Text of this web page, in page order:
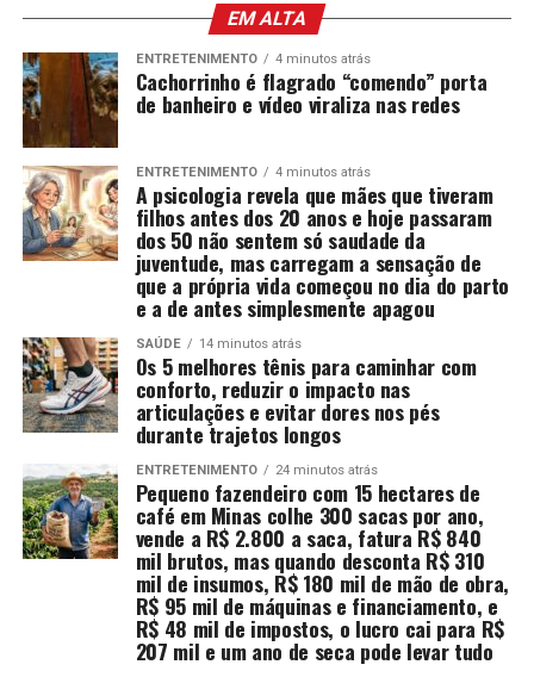
EM ALTA
ENTRETENIMENTO 4 minutos atrás
Cachorrinho é flagrado “comendo” porta
de banheiro e vídeo viraliza nas redes
ENTRETENIMENTO 4 minutos atrás
A psicologia revela que mães que tiveram
filhos antes dos 20 anos e hoje passaram
dos 50 não sentem só saudade da
juventude, mas carregam a sensação de
que a própria vida começou no dia do parto
e a de antes simplesmente apagou
SAÚDE 14 minutos atrás
Os 5 melhores tênis para caminhar com
conforto, reduzir o impacto nas
articulações e evitar dores nos pés
durante trajetos longos
ENTRETENIMENTO 24 minutos atrás
Pequeno fazendeiro com 15 hectares de
café em Minas colhe 300 sacas por ano,
vende a R$ 2.800 a saca, fatura R$ 840
mil brutos, mas quando desconta R$ 310
mil de insumos, R$ 180 mil de mão de obra,
R$ 95 mil de máquinas e financiamento, e
R$ 48 mil de impostos, o lucro cai para R$
207 mil e um ano de seca pode levar tudo